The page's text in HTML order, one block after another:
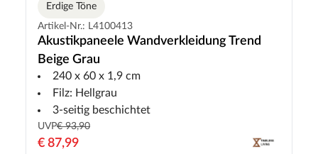
Erdige Töne
Artikel-Nr.: L4100413
Akustikpaneele Wandverkleidung Trend
Beige Grau
240 x 60 x 1,9 cm
Filz: Hellgrau
3-seitig beschichtet
UVP€ 93,90
€ 87,99